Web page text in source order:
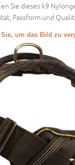
Sie dieses k9
Passform und
um das Bild zu